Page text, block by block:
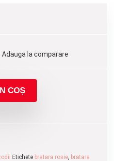
Adauga la comparare
COȘ
Etichete bratara rosie, bratara